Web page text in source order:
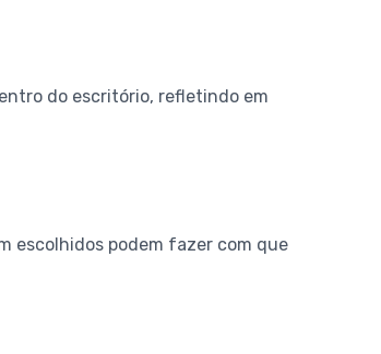
do escritório, refletindo em
escolhidos podem fazer com que